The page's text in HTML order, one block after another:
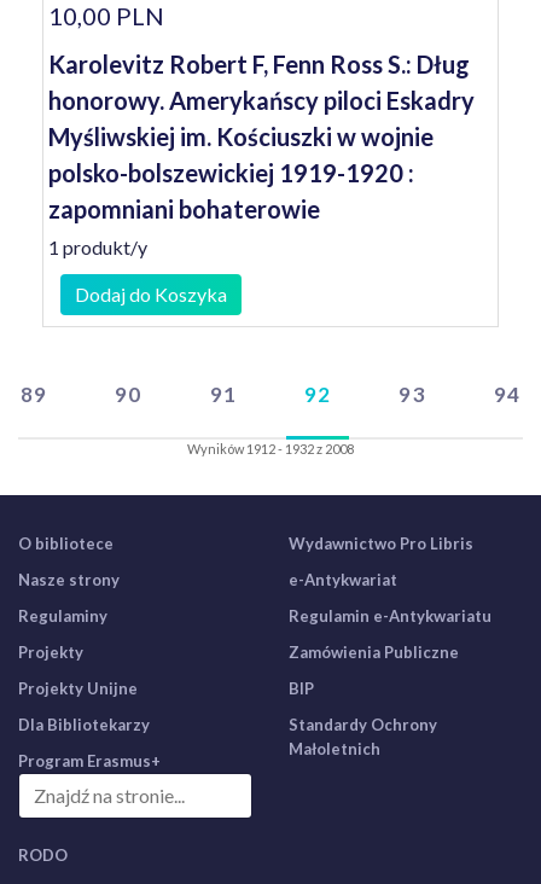
10,00 PLN
Karolevitz Robert F, Fenn Ross S.: Dług
honorowy. Amerykańscy piloci Eskadry
Myśliwskiej im. Kościuszki w wojnie
polsko-bolszewickiej 1919-1920 :
zapomniani bohaterowie
1 produkt/y
Dodaj do Koszyka
89 90 91 92 93 94
Wyników 1912 - 1932 z 2008
O bibliotece
Nasze strony
Regulaminy
Projekty
Projekty Unijne
Dla Bibliotekarzy
Program Erasmus+
Wydawnictwo Pro Libris
e-Antykwariat
Regulamin e-Antykwariatu
Zamówienia Publiczne
BIP
Standardy Ochrony
Małoletnich
RODO